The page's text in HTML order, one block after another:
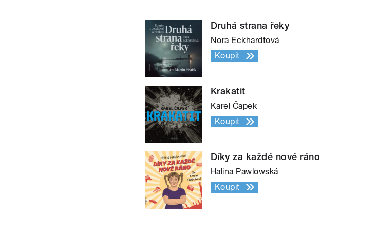
Druhá strana řeky
Nora Eckhardtová
Koupit
Krakatit
Karel Čapek
Koupit
Díky za každé nové ráno
Halina Pawlowská
Koupit